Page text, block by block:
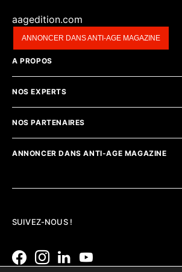
aagedition.com
ANNONCER DANS ANTI-AGE MAGAZINE
A PROPOS
NOS EXPERTS
NOS PARTENAIRES
ANNONCER DANS ANTI-AGE MAGAZINE
SUIVEZ-NOUS !